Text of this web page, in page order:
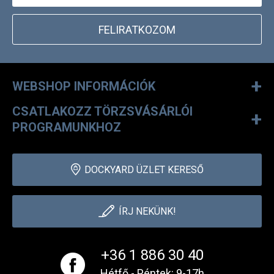
FELIRATKOZOM
WEBSHOP INFORMÁCIÓK +
CSATLAKOZZ TÖRZSVÁSÁRLÓI
PROGRAMUNKHOZ
+
DOCKYARD ÜZLET KERESŐ
+36 1 886 30 40
ÍRJ NEKÜNK!